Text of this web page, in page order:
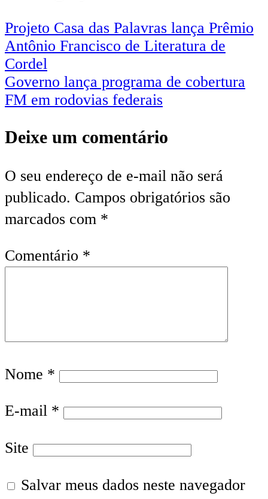
Projeto Casa das Palavras lança Prêmio
Antônio Francisco de Literatura de
Cordel
Governo lança programa de cobertura
FM em rodovias federais
Deixe um comentário
O seu endereço de e-mail não será
publicado. Campos obrigatórios são
marcados com *
Comentário *
Nome *
E-mail *
Site
Salvar meus dados neste navegador